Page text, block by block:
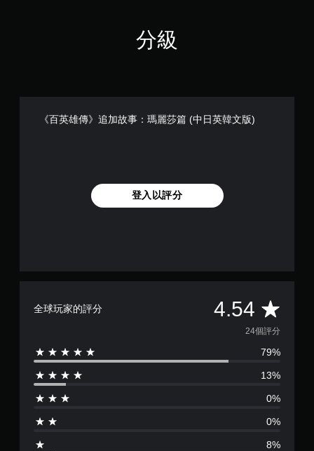
分級
《百英雄傳》追加故事：瑪麗莎篇 (中日英韓文版)
登入以評分
全球玩家的評分 4.54 平
均
評
分
4
24個評分
79%
13%
0%
0%
8%